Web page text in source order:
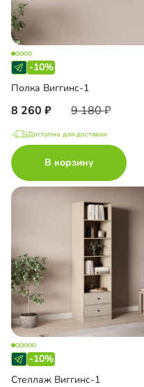
-10%
Полка Виггинс-1
8 260 9 180
Доступно для доставки
В корзину
-10%
Стеллаж Виггинс-1